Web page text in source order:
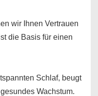
wir Ihnen Vertrauen
die Basis für einen
Schlaf, beugt
Wachstum.